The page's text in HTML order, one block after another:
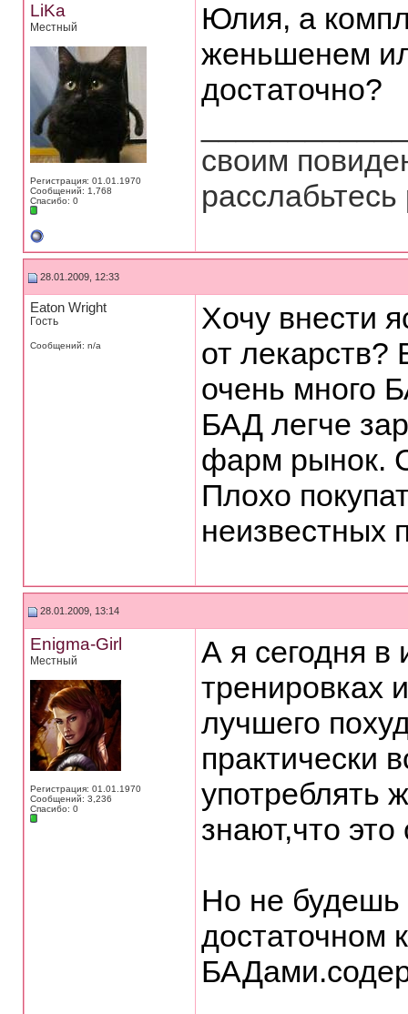
LiKa
Местный
Регистрация: 01.01.1970
Сообщений: 1,768
Спасибо: 0
Юлия, а
женьшенем
достаточно?
своим
28.01.2009, 12:33
Eaton Wright
Гость
Сообщений: n/a
Хочу внести
от лекарств?
очень много
БАД легче
фарм рынок.
Плохо
неизвестных
28.01.2009, 13:14
Enigma-Girl
Местный
Регистрация: 01.01.1970
Сообщений: 3,236
Спасибо: 0
А я сегодня
тренировках
лучшего
практически
употреблять
знают,что
Но не будешь
достаточном